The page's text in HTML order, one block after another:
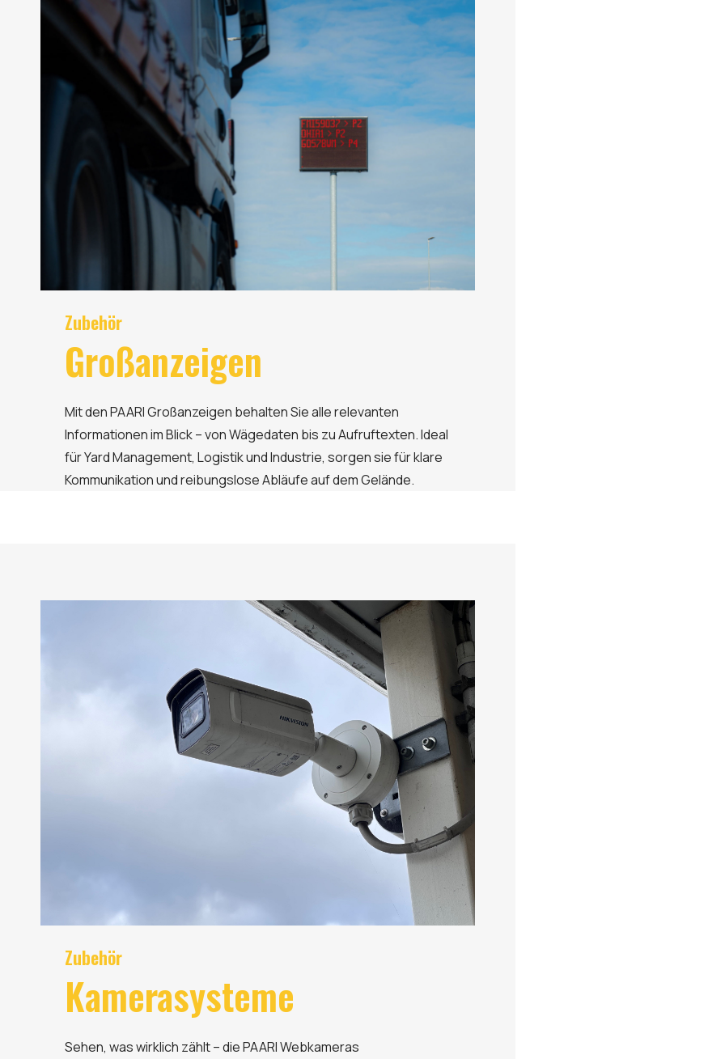
Zubehör
Großanzeigen
Mit den PAARI Großanzeigen behalten Sie alle relevanten
Informationen im Blick – von Wägedaten bis zu Aufruftexten. Ideal
für Yard Management, Logistik und Industrie, sorgen sie für klare
Kommunikation und reibungslose Abläufe auf dem Gelände.
Zubehör
Kamerasysteme
Sehen, was wirklich zählt – die PAARI Webkameras